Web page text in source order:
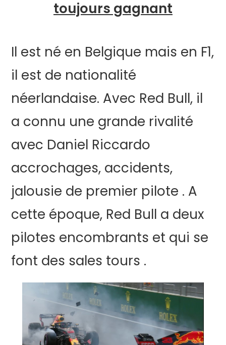
toujours gagnant
Il est né en Belgique mais en F1,
il est de nationalité
néerlandaise. Avec Red Bull, il
a connu une grande rivalité
avec Daniel Riccardo
accrochages, accidents,
jalousie de premier pilote . A
cette époque, Red Bull a deux
pilotes encombrants et qui se
font des sales tours .